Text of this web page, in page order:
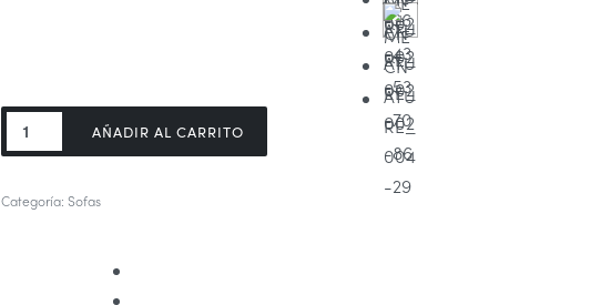
Chester
cantidad
AÑADIR AL CARRITO
Categoría:Sofas